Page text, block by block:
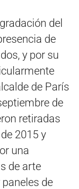
del
de
y por su
de París
de
retiradas
2015 y
una
de arte
de